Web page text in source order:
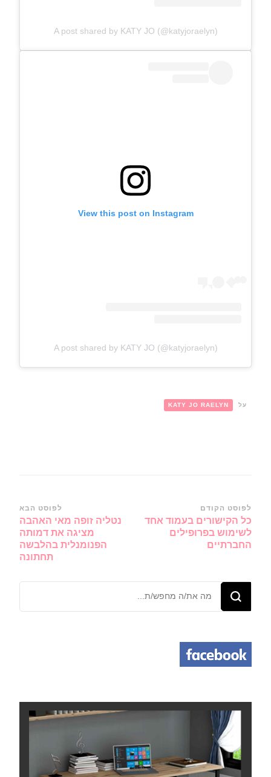
A post shared by KATY JO (@katyjoraelyn)
View this post on Instagram
A post shared by KATY JO (@katyjoraelyn)
על KATY JO RAELYN
ניווט
ברשומות
לפוסט הקודם
כל הקישורים בעמוד אחד
לשימוש בפרופילים
החברתיים
לפוסט הבא
נטליה זופה מאי האהבה
מציגה את דמותה
הפנומנלית בהלבשה
תחתונה
מחפש/ת
משהו?